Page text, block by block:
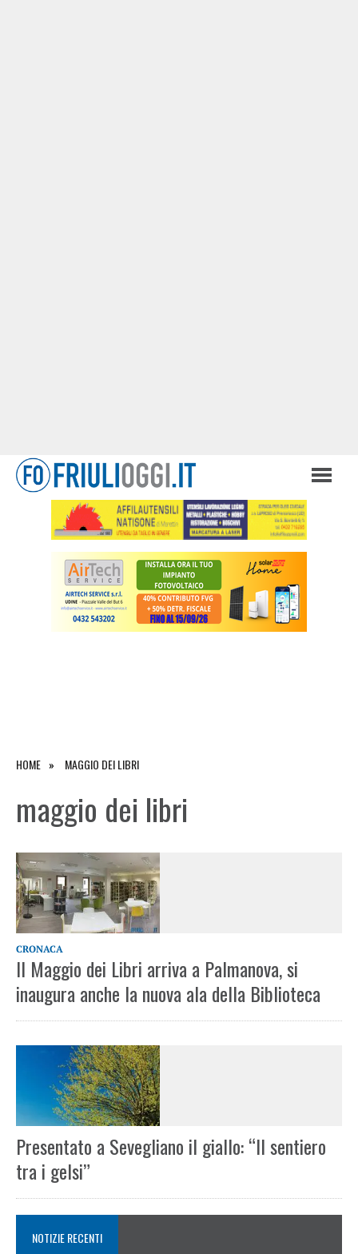
HOME MAGGIO DEI LIBRI
maggio dei libri
CRONACA
Il Maggio dei Libri arriva a Palmanova, si
inaugura anche la nuova ala della Biblioteca
Presentato a Sevegliano il giallo: “Il sentiero
tra i gelsi”
NOTIZIE RECENTI